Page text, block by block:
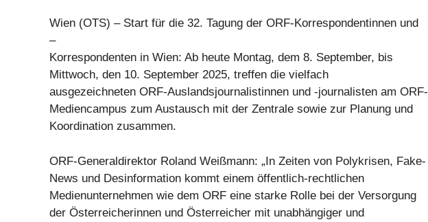
Wien (OTS) – Start für die 32. Tagung der ORF-Korrespondentinnen und
–
Korrespondenten in Wien: Ab heute Montag, dem 8. September, bis
Mittwoch, den 10. September 2025, treffen die vielfach
ausgezeichneten ORF-Auslandsjournalistinnen und -journalisten am ORF-
Mediencampus zum Austausch mit der Zentrale sowie zur Planung und
Koordination zusammen.
ORF-Generaldirektor Roland Weißmann: „In Zeiten von Polykrisen, Fake-
News und Desinformation kommt einem öffentlich-rechtlichen
Medienunternehmen wie dem ORF eine starke Rolle bei der Versorgung
der Österreicherinnen und Österreicher mit unabhängiger und